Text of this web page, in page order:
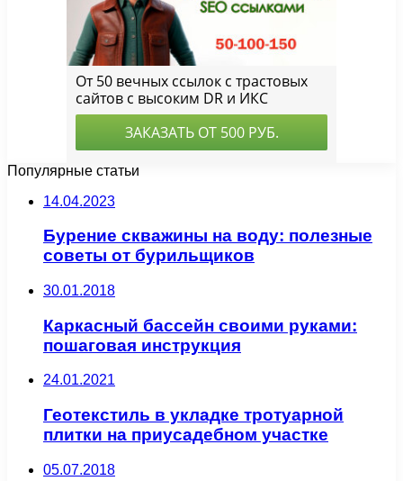
Популярные статьи
14.04.2023
Бурение скважины на воду: полезные
советы от бурильщиков
30.01.2018
Каркасный бассейн своими руками:
пошаговая инструкция
24.01.2021
Геотекстиль в укладке тротуарной
плитки на приусадебном участке
05.07.2018